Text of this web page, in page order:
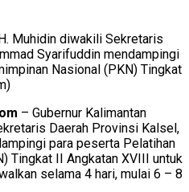
Muhidin diwakili Sekretaris
Syarifuddin mendampingi
Nasional (PKN) Tingkat
– Gubernur Kalimantan
Daerah Provinsi Kalsel,
para peserta Pelatihan
Tingkat II Angkatan XVIII untuk
selama 4 hari, mulai 6 – 8